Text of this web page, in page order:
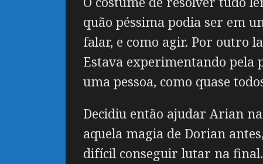
quão péssima podia ser em
falar, e como agir. Por outro
Estava experimentando pela
uma pessoa, como quase
Decidiu então ajudar Arian
aquela magia de Dorian
difícil conseguir lutar na